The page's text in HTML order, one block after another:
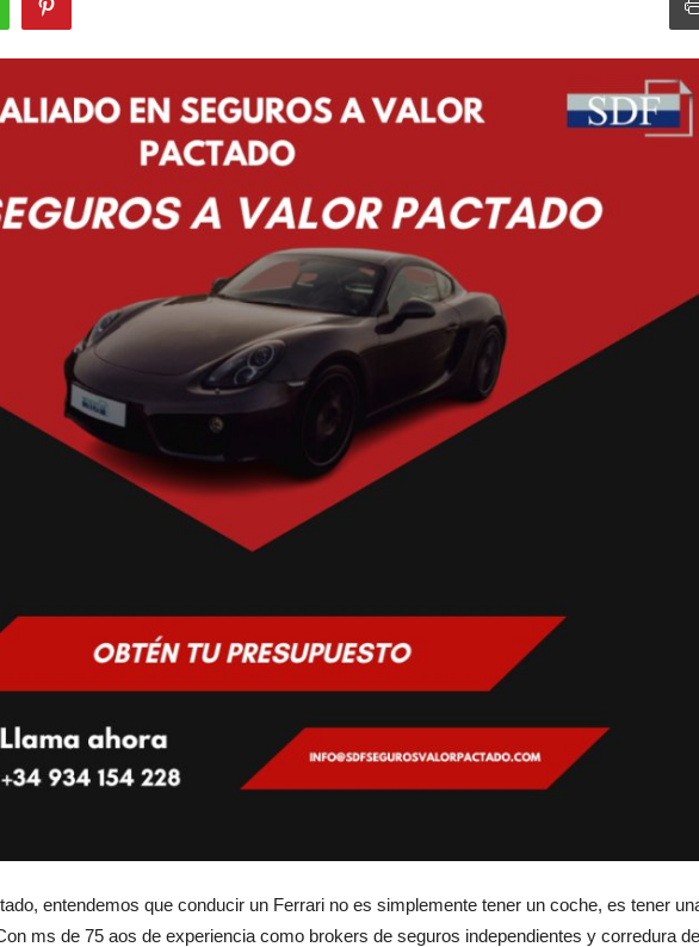
entendemos que conducir un Ferrari no es simplemente tener un coche, es tener
ms de 75 aos de experiencia como brokers de seguros independientes y corredura de